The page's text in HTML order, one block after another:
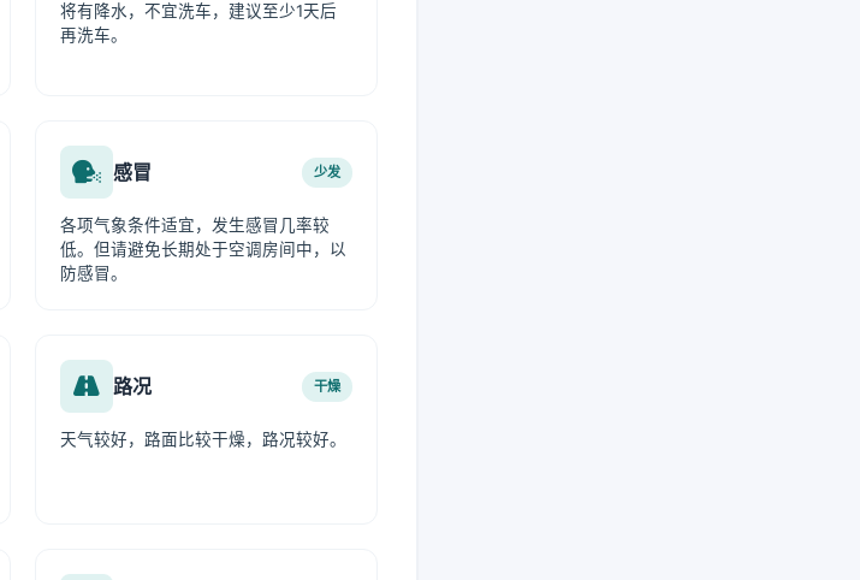
将有降水，不宜洗车，建议至少1天后
再洗车。
感冒 少发
各项气象条件适宜，发生感冒几率较
低。但请避免长期处于空调房间中，以
防感冒。
路况 干燥
天气较好，路面比较干燥，路况较好。